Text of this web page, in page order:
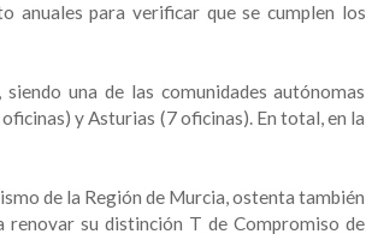
anuales para verificar que se cumplen los
una de las comunidades autónomas
y Asturias (7 oficinas). En total, en la
de la Región de Murcia, ostenta también
renovar su distinción T de Compromiso de